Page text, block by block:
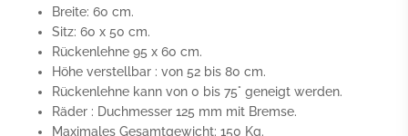
Breite: 60 cm.
Sitz: 60 x 50 cm.
Rückenlehne 95 x 60 cm.
Höhe verstellbar : von 52 bis 80 cm.
Rückenlehne kann von 0 bis 75° geneigt werden.
Räder : Duchmesser 125 mm mit Bremse.
Maximales Gesamtgewicht: 150 Kg.